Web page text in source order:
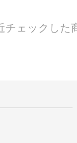
チェックした